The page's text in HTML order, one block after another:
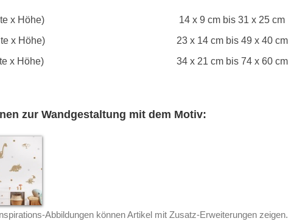
x Höhe)
14 x 9 cm bis 31 x 25 cm
x Höhe)
23 x 14 cm bis 49 x 40 cm
x Höhe) 34 x 21 cm bis 74 x 60 cm
zur Wandgestaltung mit dem Motiv:
Abbildungen können Artikel mit Zusatz-Erweiterungen zeigen.